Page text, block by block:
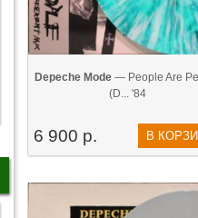
Depeche Mode — People Are
(D... '84
6 900 р. В